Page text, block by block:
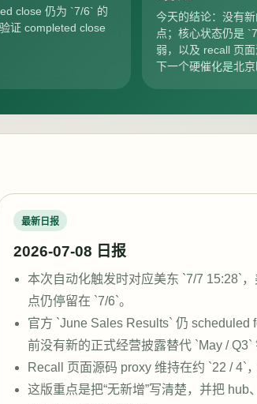
close 仍为 `7/6` 的
证 completed close
今天的结论：没有
点；核心状态仍是
弱，以及 recall 页
下一个硬催化是北
最新日报
2026-07-08 日报
本次自动化触发时对应美东 `7/7 15:28`
点仍停留在 `7/6`。
官方 `June Sales Results` 仍 scheduled
前没有新的正式经营披露替代 `May / Q3`
Recall 页面源码 proxy 维持在约 `22 / 4`
这版重点是把“无新增”写清楚，并把 hub